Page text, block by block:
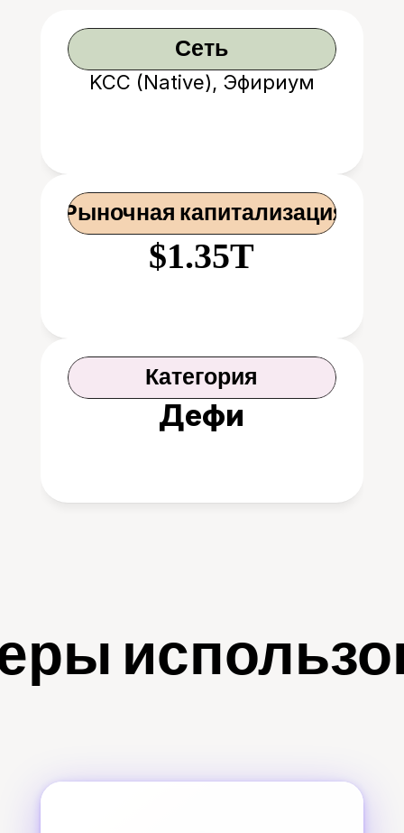
Сеть
KCC (Native), Эфириум
Рыночная капитализация
$1.35T
Категория
Дефи